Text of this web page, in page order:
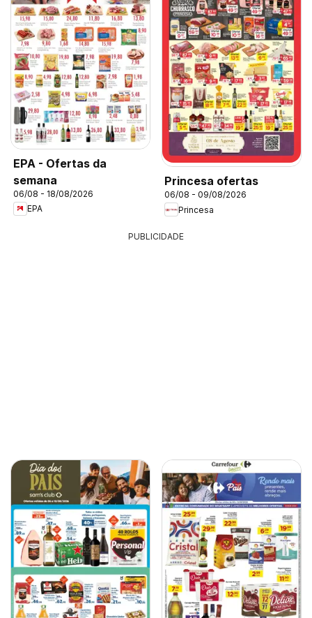
EPA - Ofertas da
semana
06/08 - 18/08/2026
EPA
Princesa ofertas
06/08 - 09/08/2026
Princesa
PUBLICIDADE